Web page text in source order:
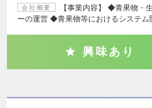
会社概要
【事業内容】 ◆青果物・
ーの運営 ◆青果物等におけるシステム
興味あり